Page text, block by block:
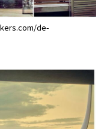
de-